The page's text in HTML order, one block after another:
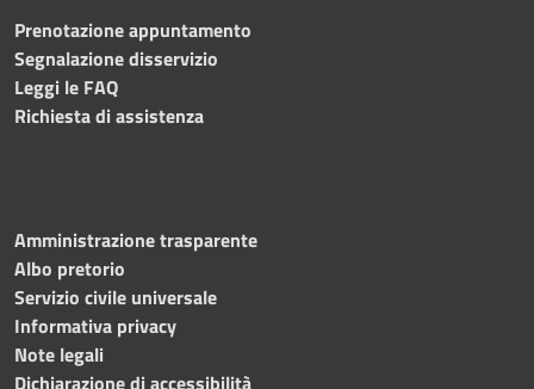
Prenotazione appuntamento
Segnalazione disservizio
Leggi le FAQ
Richiesta di assistenza
Amministrazione trasparente
Albo pretorio
Servizio civile universale
Informativa privacy
Note legali
Dichiarazione di accessibilità